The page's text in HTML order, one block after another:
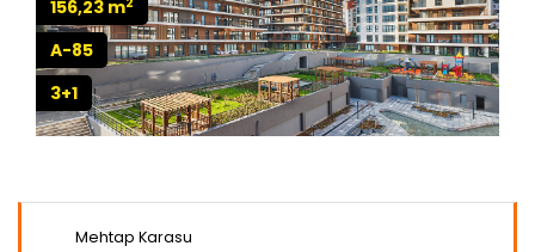
156,23 m
A-85
3+1
Mehtap Karasu